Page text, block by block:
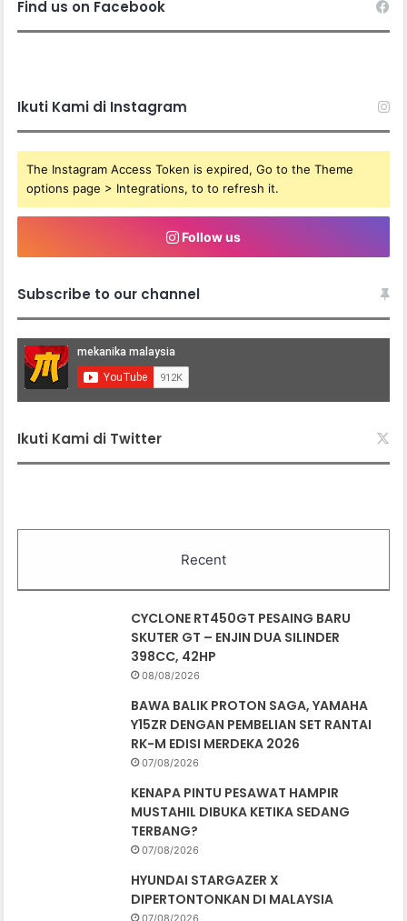
Find us on Facebook
Ikuti Kami di Instagram
The Instagram Access Token is expired, Go to the Theme
options page > Integrations, to to refresh it.
Follow us
Subscribe to our channel
Ikuti Kami di Twitter
Recent
CYCLONE RT450GT PESAING BARU
SKUTER GT – ENJIN DUA SILINDER
398CC, 42HP
08/08/2026
BAWA BALIK PROTON SAGA, YAMAHA
Y15ZR DENGAN PEMBELIAN SET RANTAI
RK-M EDISI MERDEKA 2026
07/08/2026
KENAPA PINTU PESAWAT HAMPIR
MUSTAHIL DIBUKA KETIKA SEDANG
TERBANG?
07/08/2026
HYUNDAI STARGAZER X
DIPERTONTONKAN DI MALAYSIA
07/08/2026